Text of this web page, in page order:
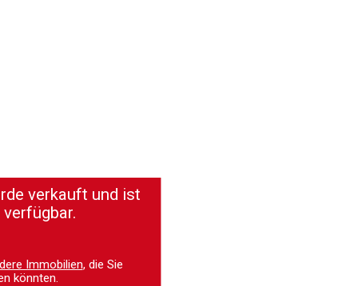
verkauft und ist
Immobilien, die Sie
könnten.